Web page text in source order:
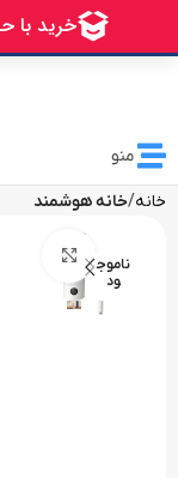
منو
خانه خانه هوشمند
ناموج
ود
2,000,000 تومان تخفیف،